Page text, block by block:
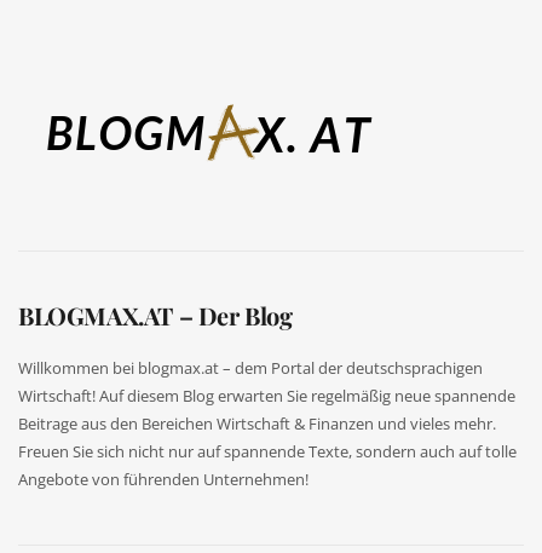
BLOGMAX.AT – Der Blog
Willkommen bei blogmax.at – dem Portal der deutschsprachigen
Wirtschaft! Auf diesem Blog erwarten Sie regelmäßig neue spannende
Beitrage aus den Bereichen Wirtschaft & Finanzen und vieles mehr.
Freuen Sie sich nicht nur auf spannende Texte, sondern auch auf tolle
Angebote von führenden Unternehmen!